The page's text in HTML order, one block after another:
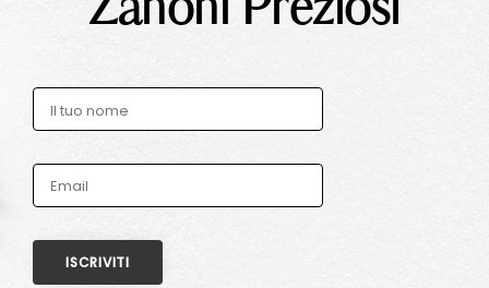
Zanoni Preziosi